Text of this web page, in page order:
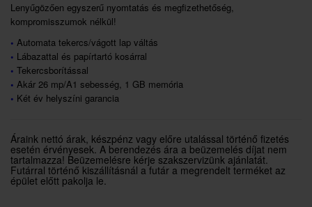
Lenyűgözően egyszerű nyomtatás és megfizethetőség,
kompromisszumok nélkül!
• Automata tekercs/vágott lap váltás
• Lábazattal és papírtartó kosárral
• Tekercsborítással
• Akár 26 mp/A1 sebesség, 1 GB memória
• Két év helyszíni garancia
Áraink nettó árak, készpénz vagy előre utalással történő fizetés
esetén érvényesek. A berendezés ára a beüzemelés díjat nem
tartalmazza! Beüzemelésre kérje szakszervizünk ajánlatát.
Futárral történő kiszállításnál a futár a megrendelt terméket az
épület előtt pakolja le.